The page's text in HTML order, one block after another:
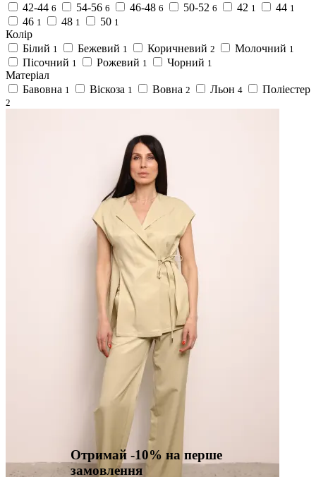
42-44 6 54-56 6 46-48 6 50-52 6 42 1 44 1
46 1 48 1 50 1
Колір
Білий 1 Бежевий 1 Коричневий 2 Молочний 1
Пісочний 1 Рожевий 1 Чорний 1
Матеріал
Бавовна 1 Віскоза 1 Вовна 2 Льон 4 Поліестер
2
Отримай -10% на перше
замовлення